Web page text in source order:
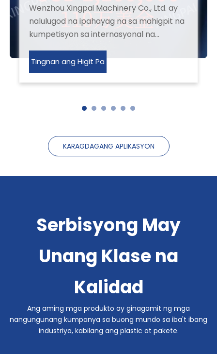
Wenzhou Xingpai Machinery Co., Ltd. ay
nalulugod na ipahayag na sa mahigpit na
kumpetisyon sa internasyonal na
ang isang malaking order na
nagkakahalaga ng 1 milyong US dollars
mula sa mga customer ng Uzbekistan na
perpektong serbisyo pagkatapos ng
Tingnan ang Higit Pa
KARAGDAGANG APLIKASYON
Serbisyong May
Unang Klase na
Kalidad
Ang aming mga produkto ay ginagamit ng mga
nangungunang kumpanya sa buong mundo sa iba't ibang
industriya, kabilang ang plastic at pakete.